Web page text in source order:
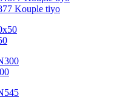
Kouple tiyo